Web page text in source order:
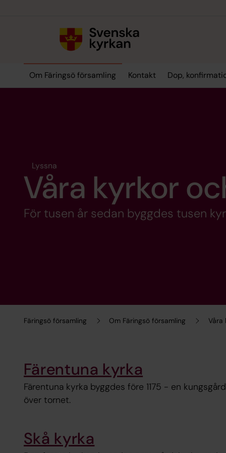
Om Färingsö församling Kontakt Dop,
Färingsö församling Om Färingsö församling Våra
Lyssna
Våra kyrkor
För tusen år sedan byggdes tusen
Färentuna kyrka
Färentuna kyrka byggdes före 1175 - en
över tornet.
Skå kyrka